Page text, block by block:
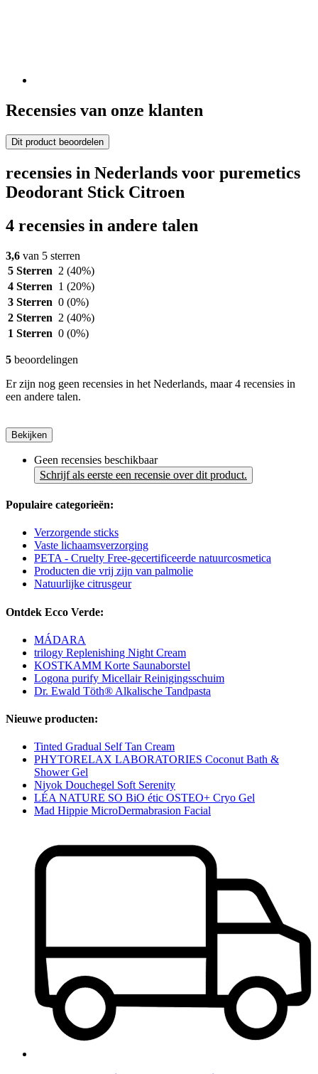
Recensies van onze klanten
Dit product beoordelen
recensies in Nederlands voor puremetics
Deodorant Stick Citroen
4 recensies in andere talen
3,6 van 5 sterren
5 Sterren 2 (40%)
4 Sterren 1 (20%)
3 Sterren 0 (0%)
2 Sterren 2 (40%)
1 Sterren 0 (0%)
5 beoordelingen
Er zijn nog geen recensies in het Nederlands, maar 4 recensies in
een andere talen.
Bekijken
Geen recensies beschikbaar
Schrijf als eerste een recensie over dit product.
Populaire categorieën:
Verzorgende sticks
Vaste lichaamsverzorging
PETA - Cruelty Free-gecertificeerde natuurcosmetica
Producten die vrij zijn van palmolie
Natuurlijke citrusgeur
Ontdek Ecco Verde:
MÁDARA
trilogy Replenishing Night Cream
KOSTKAMM Korte Saunaborstel
Logona purify Micellair Reinigingsschuim
Dr. Ewald Töth® Alkalische Tandpasta
Nieuwe producten:
Tinted Gradual Self Tan Cream
PHYTORELAX LABORATORIES Coconut Bath &
Shower Gel
Niyok Douchegel Soft Serenity
LÉA NATURE SO BiO étic OSTEO+ Cryo Gel
Mad Hippie MicroDermabrasion Facial